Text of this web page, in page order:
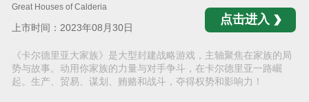
Great Houses of Calderia
上市时间：2023年08月30日
点击进入
《卡尔德里亚大家族》是大型封建战略游戏，主轴聚焦在家族的局
势与故事。动用你家族的力量与对手争斗，在卡尔德里亚一路崛
起。生产、贸易、谋划、贿赂和战斗，夺得权势和影响力！